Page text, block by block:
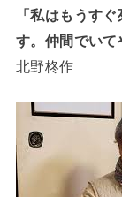
「私はもうす
す。仲間でいて
北野柊作